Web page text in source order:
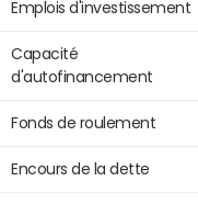
Emplois d'investissement
Capacité
d'autofinancement
Fonds de roulement
Encours de la dette